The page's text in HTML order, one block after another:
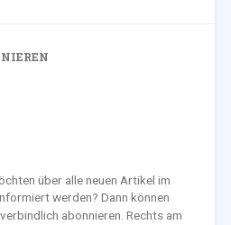
über alle neuen Artikel im
werden? Dann können
abonnieren. Rechts am